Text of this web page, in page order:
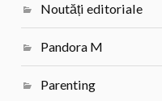
Noutăți editoriale
Pandora M
Parenting